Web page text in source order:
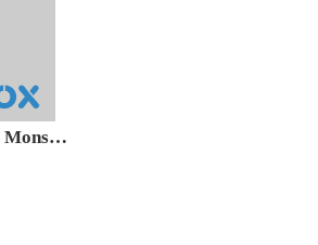
Den lille onde bog 6: Monstermodbydelig